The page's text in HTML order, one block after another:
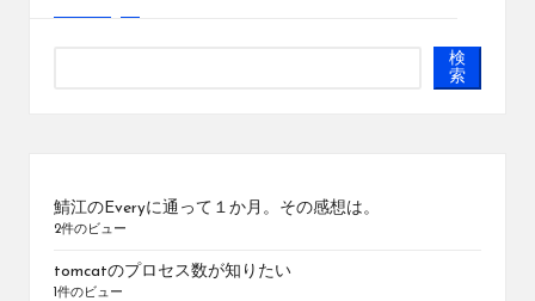
検
索
鯖江のEveryに通って１か月。その感想は。
2件のビュー
tomcatのプロセス数が知りたい
1件のビュー